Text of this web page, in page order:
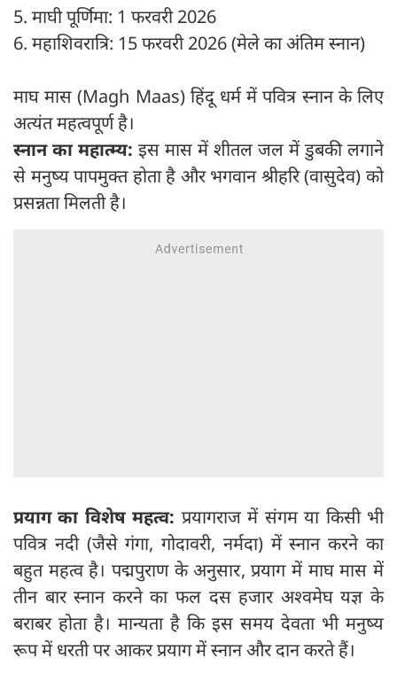
5. माघी पूर्णिमा: 1 फरवरी 2026
6. महाशिवरात्रि: 15 फरवरी 2026 (मेले का अंतिम स्नान)
माघ मास (Magh Maas) हिंदू धर्म में पवित्र स्नान के लिए
अत्यंत महत्वपूर्ण है।
स्नान का महात्म्य: इस मास में शीतल जल में डुबकी लगाने
से मनुष्य पापमुक्त होता है और भगवान श्रीहरि (वासुदेव) को
प्रसन्नता मिलती है।
प्रयाग का विशेष महत्व: प्रयागराज में संगम या किसी भी
पवित्र नदी (जैसे गंगा, गोदावरी, नर्मदा) में स्नान करने का
बहुत महत्व है। पद्मपुराण के अनुसार, प्रयाग में माघ मास में
तीन बार स्नान करने का फल दस हजार अश्वमेघ यज्ञ के
बराबर होता है। मान्यता है कि इस समय देवता भी मनुष्य
रूप में धरती पर आकर प्रयाग में स्नान और दान करते हैं।